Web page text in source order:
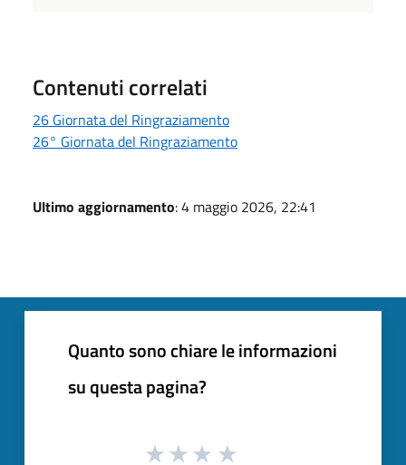
Contenuti correlati
26 Giornata del Ringraziamento
26° Giornata del Ringraziamento
Ultimo aggiornamento: 4 maggio 2026, 22:41
Quanto sono chiare le informazioni
su questa pagina?